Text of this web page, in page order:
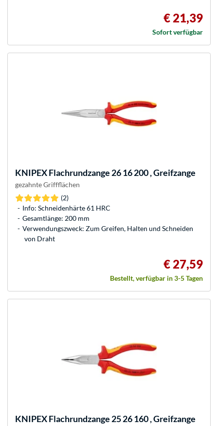
€ 21,39
Sofort verfügbar
KNIPEXFlachrundzange 26 16 200 , Greifzange
gezahnte Griffflächen
(2)
Info: Schneidenhärte 61 HRC
Gesamtlänge: 200 mm
Verwendungszweck: Zum Greifen, Halten und Schneiden
von Draht
€ 27,59
Bestellt, verfügbar in 3-5 Tagen
KNIPEXFlachrundzange 25 26 160 , Greifzange